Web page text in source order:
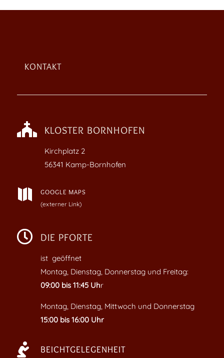
KONTAKT
 KLOSTER BORNHOFEN
Kirchplatz 2
56341 Kamp-Bornhofen
 GOOGLE MAPS
(externer Link)
 DIE PFORTE
ist geöffnet
Montag, Dienstag, Donnerstag und Freitag:
09:00 bis 11:45 Uhr
Montag, Dienstag, Mittwoch und Donnerstag
15:00 bis 16:00 Uhr
 BEICHTGELEGENHEIT